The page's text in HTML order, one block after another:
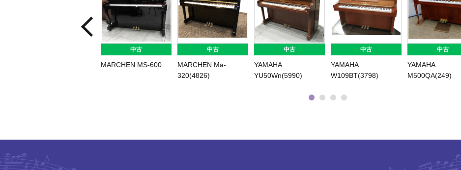
中古
YAMAHA YUS(3528)
中古
YAMAHA U5C/S(1134)
中古
YAMAHA
YU11W(6177)
中古
YAMAHA YUS1MhC-
SG(USED)
中古
YAMAHA
MI301/S(6027)